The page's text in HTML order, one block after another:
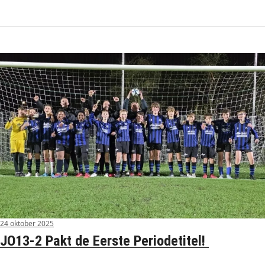
24 oktober 2025
JO13-2 Pakt de Eerste Periodetitel!